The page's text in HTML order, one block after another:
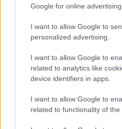
Google for online
I want to allow Google to
personalized advertising.
I want to allow Google to
related to analytics like
device identifiers in apps.
I want to allow Google to
related to functionality of the
16 éve
Nem tudsz véletlenül egy
lehet rendelni ilyen borokat?